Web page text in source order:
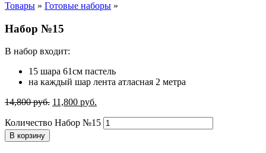
Товары » Готовые наборы »
Набор №15
В набор входит:
15 шара 61см пастель
на каждый шар лента атласная 2 метра
14,800руб. 11,800 руб.
Количество Набор №15
В корзину